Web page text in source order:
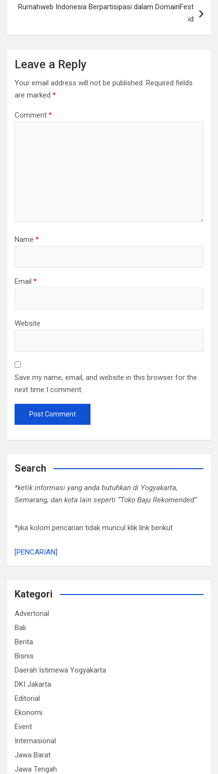
Rumahweb Indonesia Berpartisipasi dalam DomainFest
.id
Leave a Reply
Your email address will not be published. Required fields
are marked *
Comment *
Name *
Email *
Website
Save my name, email, and website in this browser for the
next time I comment.
Search
*ketik informasi yang anda butuhkan di Yogyakarta,
Semarang, dan kota lain seperti “Toko Baju Rekomended”
*jika kolom pencarian tidak muncul klik link berikut
[PENCARIAN]
Kategori
Advertorial
Bali
Berita
Bisnis
Daerah Istimewa Yogyakarta
DKI Jakarta
Editorial
Ekonomi
Event
Internasional
Jawa Barat
Jawa Tengah